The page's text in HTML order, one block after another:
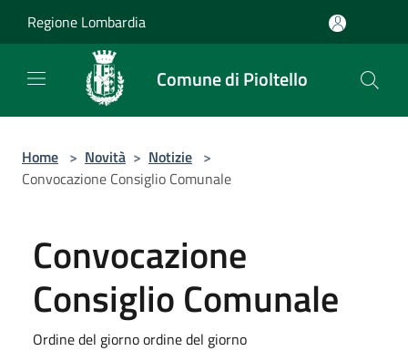
Regione Lombardia
Comune di Pioltello
Home > Novità > Notizie >
Convocazione Consiglio Comunale
Convocazione
Consiglio Comunale
Ordine del giorno ordine del giorno